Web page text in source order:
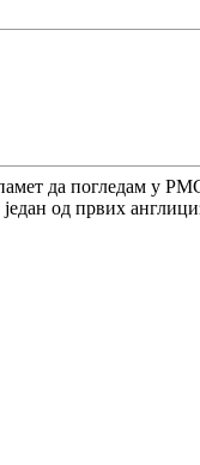
да погледам у
од првих